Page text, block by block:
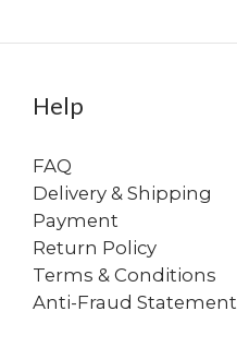
Help
FAQ
Delivery & Shipping
Payment
Return Policy
Terms & Conditions
Anti-Fraud Statement